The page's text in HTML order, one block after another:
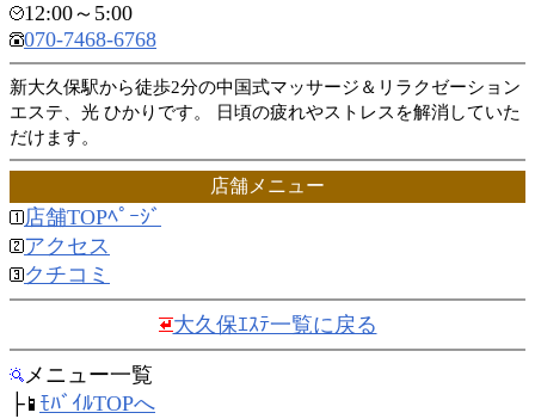
12:00～5:00
070-7468-6768
新大久保駅から徒歩2分の中国式マッサージ＆リラクゼーション
エステ、光 ひかりです。 日頃の疲れやストレスを解消していた
だけます。
店舗メニュー
店舗TOPﾍﾟｰｼﾞ
アクセス
クチコミ
大久保ｴｽﾃ一覧に戻る
メニュー一覧
├
ﾓﾊﾞｲﾙTOPへ